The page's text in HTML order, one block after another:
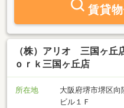
賃貸
（株）アリオ 三国ヶ
ｏｒｋ三国ヶ丘店
所在地
大阪府堺市堺区
ビル１Ｆ